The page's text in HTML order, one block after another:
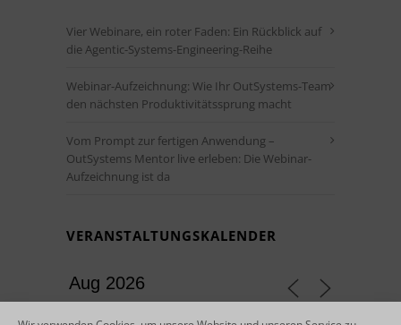
Vier Webinare, ein roter Faden: Ein Rückblick auf
die Agentic-Systems-Engineering-Reihe
Webinar-Aufzeichnung: Wie Ihr OutSystems-Team
den nächsten Produktivitätssprung macht
Vom Prompt zur fertigen Anwendung –
OutSystems Mentor live erleben: Die Webinar-
Aufzeichnung ist da
VERANSTALTUNGSKALENDER